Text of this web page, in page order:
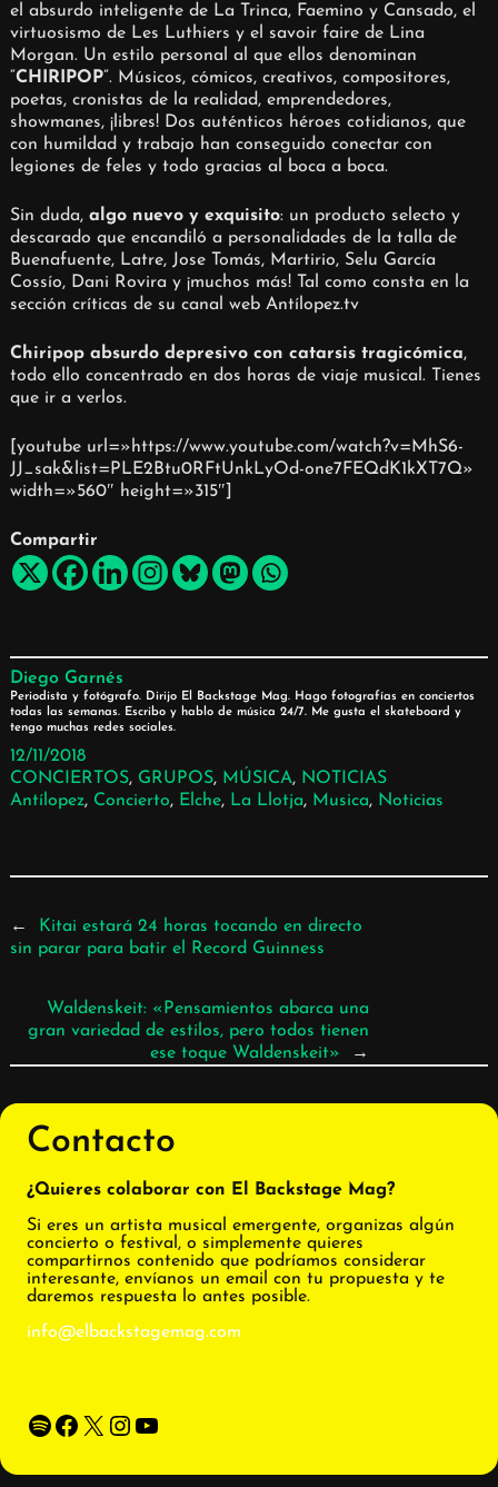
el absurdo inteligente de La Trinca, Faemino y Cansado, el
virtuosismo de Les Luthiers y el savoir faire de Lina
Morgan. Un estilo personal al que ellos denominan
“CHIRIPOP”. Músicos, cómicos, creativos, compositores,
poetas, cronistas de la realidad, emprendedores,
showmanes, ¡libres! Dos auténticos héroes cotidianos, que
con humildad y trabajo han conseguido conectar con
legiones de feles y todo gracias al boca a boca.
Sin duda, algo nuevo y exquisito: un producto selecto y
descarado que encandiló a personalidades de la talla de
Buenafuente, Latre, Jose Tomás, Martirio, Selu García
Cossío, Dani Rovira y ¡muchos más! Tal como consta en la
sección críticas de su canal web Antílopez.tv
Chiripop absurdo depresivo con catarsis tragicómica,
todo ello concentrado en dos horas de viaje musical. Tienes
que ir a verlos.
[youtube url=»https://www.youtube.com/watch?v=MhS6-
JJ_sak&list=PLE2Btu0RFtUnkLyOd-one7FEQdK1kXT7Q»
width=»560″ height=»315″]
Compartir
Diego Garnés
Periodista y fotógrafo. Dirijo El Backstage Mag. Hago fotografías en conciertos
todas las semanas. Escribo y hablo de música 24/7. Me gusta el skateboard y
tengo muchas redes sociales.
12/11/2018
CONCIERTOS, GRUPOS, MÚSICA, NOTICIAS
Antílopez, Concierto, Elche, La Llotja, Musica, Noticias
←
Kitai estará 24 horas tocando en directo
sin parar para batir el Record Guinness
Waldenskeit: «Pensamientos abarca una
gran variedad de estilos, pero todos tienen
ese toque Waldenskeit»
→
Contacto
¿Quieres colaborar con El Backstage Mag?
Si eres un artista musical emergente, organizas algún
concierto o festival, o simplemente quieres
compartirnos contenido que podríamos considerar
interesante, envíanos un email con tu propuesta y te
daremos respuesta lo antes posible.
info@elbackstagemag.com
Spotify Facebook X Instagram YouTube